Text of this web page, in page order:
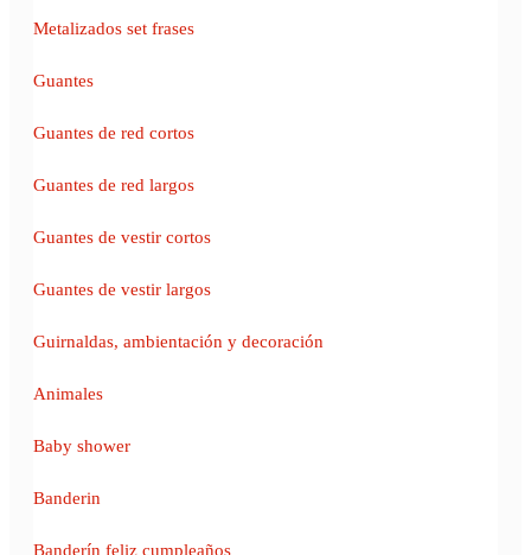
Metalizados set frases
Guantes
Guantes de red cortos
Guantes de red largos
Guantes de vestir cortos
Guantes de vestir largos
Guirnaldas, ambientación y decoración
Animales
Baby shower
Banderin
Banderín feliz cumpleaños